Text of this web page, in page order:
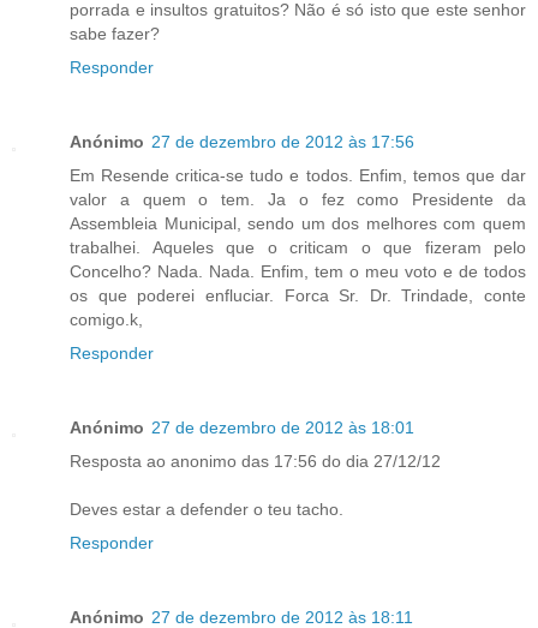
porrada e insultos gratuitos? Não é só isto que este senhor
sabe fazer?
Responder
Anónimo 27 de dezembro de 2012 às 17:56
Em Resende critica-se tudo e todos. Enfim, temos que dar
valor a quem o tem. Ja o fez como Presidente da
Assembleia Municipal, sendo um dos melhores com quem
trabalhei. Aqueles que o criticam o que fizeram pelo
Concelho? Nada. Nada. Enfim, tem o meu voto e de todos
os que poderei enfluciar. Forca Sr. Dr. Trindade, conte
comigo.k,
Responder
Anónimo 27 de dezembro de 2012 às 18:01
Resposta ao anonimo das 17:56 do dia 27/12/12
Deves estar a defender o teu tacho.
Responder
Anónimo 27 de dezembro de 2012 às 18:11